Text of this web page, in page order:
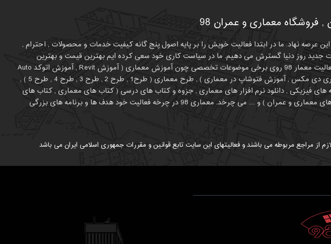
معماری و عمران 98
به این عرصه نهاد. ما در ابتدا فعالیت خویش را بر پایه اصول پنج گانه کیفیت خدمات و محصولات , احترام ,
جدید روز دنیا گسترش می دهیم. ما در سیاست کاری خود سعی کرده ایم بهترین قیمت و بهترین
کیفیت را برای متفاوت بودن انتخاب کنیم. در حال حاظر طیف فعالیت معمار 98 روی برخی موضوعات تخصصی چون آموزش معماری ( آموزش Revit , آموزش اتوکد Auto
CAD , آموزش اسکیس ، راندوف کروکی ، شیت بندی , آموزش تری دی مکس , آموزش فتوشاپ در معماری ) , طرح معماری ( طرح1 , طرح 2 , طرح 3 , طرح 4 , طرح 5 ) ,
فیزیکی , دانلود نرم افزار های معماری , جزوه و کتاب های درسی ( کتاب های معماری , کتاب های
عمران , کتاب های نایاب معماری , بهترین کتاب های معماری و عمران ) و .... می چرخد. معماری 98 در چرخه فعالیت خود هدف ها و برنامه های بزرگی
از مراجع مربوطه می باشند و فعالیتهای این سایت تابع قوانین و مقررات جمهوری اسلامی ایران می باشد